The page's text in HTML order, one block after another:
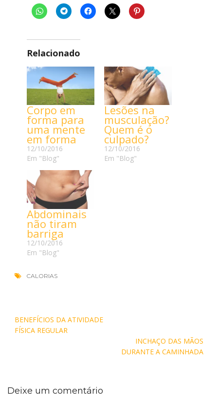
Relacionado
Corpo em
forma para
uma mente
em forma
12/10/2016
Em "Blog"
Lesões na
musculação?
Quem é o
culpado?
12/10/2016
Em "Blog"
Abdominais
não tiram
barriga
12/10/2016
Em "Blog"
CALORIAS
Navegação
de
BENEFÍCIOS DA ATIVIDADE
FÍSICA REGULAR
INCHAÇO DAS MÃOS
DURANTE A CAMINHADA
Deixe um comentário